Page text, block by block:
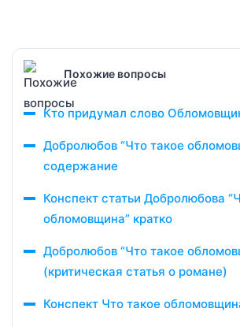
Похожие вопросы
Кто придумал слово
Добролюбов “Что такое
содержание
Конспект статьи Добролюбова
обломовщина” кратко
Добролюбов “Что такое
(критическая статья о романе)
Конспект Что такое